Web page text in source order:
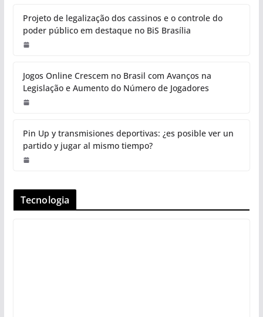
Projeto de legalização dos cassinos e o controle do
poder público em destaque no BiS Brasília
Jogos Online Crescem no Brasil com Avanços na
Legislação e Aumento do Número de Jogadores
Pin Up y transmisiones deportivas: ¿es posible ver un
partido y jugar al mismo tiempo?
Tecnologia